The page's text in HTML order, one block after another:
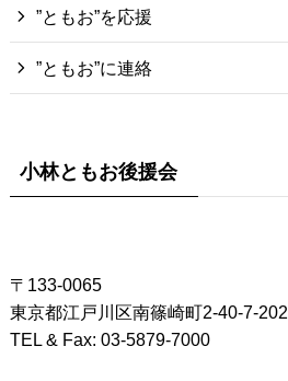
”ともお”を応援
”ともお”に連絡
小林ともお後援会
〒133-0065
東京都江戸川区南篠崎町2-40-7-202
TEL & Fax: 03-5879-7000